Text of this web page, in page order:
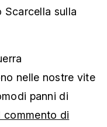
Scarcella sulla
nelle nostre vite
panni di
commento di